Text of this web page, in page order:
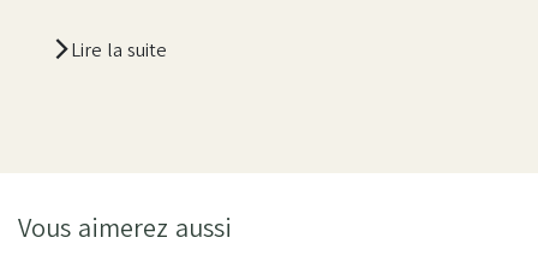
Lire la suite
Vous aimerez aussi